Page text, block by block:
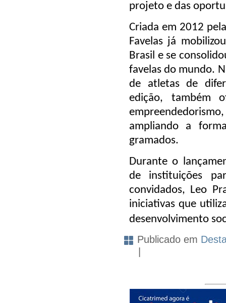
projeto e das
Criada em 2012
Favelas já
Brasil e se
favelas do mundo.
de atletas de
edição, também
ampliando a
gramados.
Durante o
de instituições
convidados, Leo
iniciativas que
desenvolvimento
Publicado em